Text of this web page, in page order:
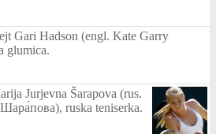
Gari Hadson (engl. Kate Garry
glumica.
Jurjevna Šarapova (rus.
ruska teniserka.